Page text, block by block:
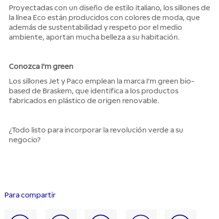
Para compartir
Proyectadas con un diseño de estilo italiano, los sillones de
la línea Eco están producidos con colores de moda, que
además de sustentabilidad y respeto por el medio
ambiente, aportan mucha belleza a su habitación.
Conozca I’m green
Los sillones Jet y Paco emplean la marca I’m green bio-
based de Braskem, que identifica a los productos
fabricados en plástico de origen renovable.
¿Todo listo para incorporar la revolución verde a su
negocio?